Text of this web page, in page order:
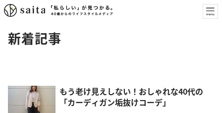
新着記事
もう老け見えしない！おしゃれな40代の
「カーディガン垢抜けコーデ」